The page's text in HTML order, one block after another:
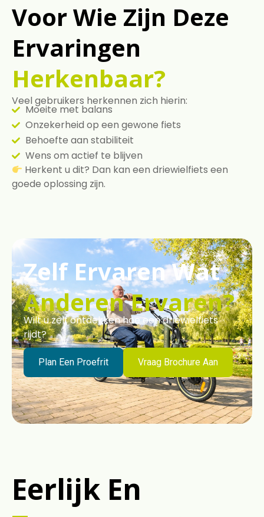
Voor Wie Zijn Deze
Ervaringen
Herkenbaar?
Veel gebruikers herkennen zich hierin:
Moeite met balans
Onzekerheid op een gewone fiets
Behoefte aan stabiliteit
Wens om actief te blijven
Herkent u dit? Dan kan een driewielfiets een
goede oplossing zijn.
Zelf Ervaren Wat
Anderen Ervaren?
Wilt u zelf ontdekken hoe een driewielfiets
rijdt?
Plan Een Proefrit Vraag Brochure Aan
Eerlijk En